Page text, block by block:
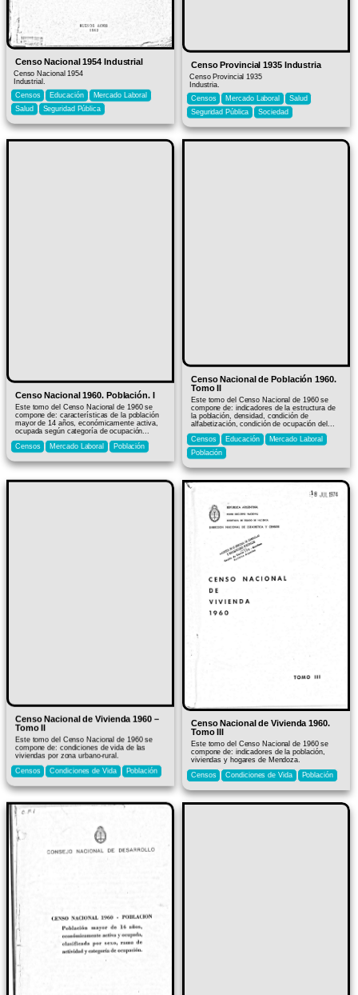
Censo Nacional 1954 Industrial
Censo Nacional 1954
Industrial.
Censos
Educación
Mercado Laboral
Salud
Seguridad Pública
Censo Provincial 1935 Industria
Censo Provincial 1935
Industria.
Censos
Mercado Laboral
Salud
Seguridad Pública
Sociedad
Censo Nacional 1960. Población. I
Este tomo del Censo Nacional de 1960 se
compone de: características de la población
mayor de 14 años, económicamente activa,
ocupada según categoría de ocupación...
Censos
Mercado Laboral Población
Censo Nacional de Población 1960.
Tomo II
Este tomo del Censo Nacional de 1960 se
compone de: indicadores de la estructura de
la población, densidad, condición de
alfabetización, condición de ocupación del...
Censos
Educación
Mercado Laboral
Población
Censo Nacional de Vivienda 1960 –
Tomo II
Este tomo del Censo Nacional de 1960 se
compone de: condiciones de vida de las
viviendas por zona urbano-rural.
Censos
Condiciones de Vida Población
Censo Nacional de Vivienda 1960.
Tomo III
Este tomo del Censo Nacional de 1960 se
compone de: indicadores de la población,
viviendas y hogares de Mendoza.
Censos
Condiciones de Vida Población